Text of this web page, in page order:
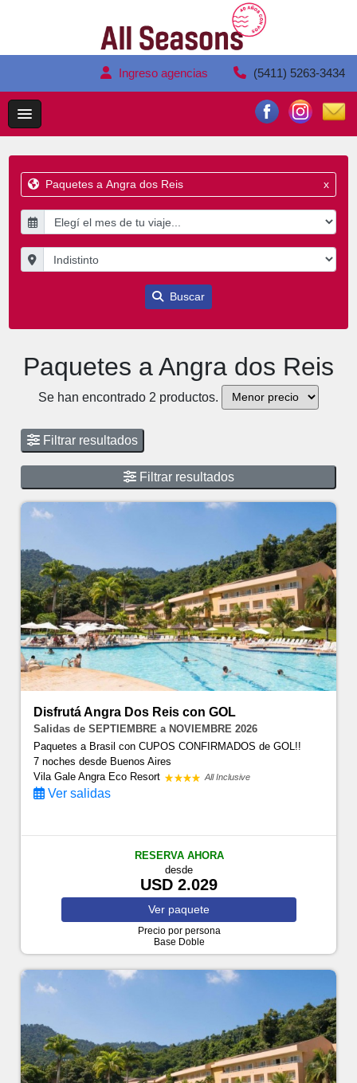
Ingreso agencias (5411) 5263-3434
Paquetes a Angra dos Reis x
Buscar
Paquetes a Angra dos Reis
Se han encontrado 2 productos.
Filtrar resultados
Filtrar resultados
Disfrutá Angra Dos Reis con GOL
Salidas de SEPTIEMBRE a NOVIEMBRE 2026
Paquetes a Brasil con CUPOS CONFIRMADOS de GOL!!
7 nochesdesde Buenos Aires
Vila Gale Angra Eco Resort
All Inclusive
Ver salidas
RESERVA AHORA
desde
USD 2.029
Ver paquete
Precio por persona
Base Doble